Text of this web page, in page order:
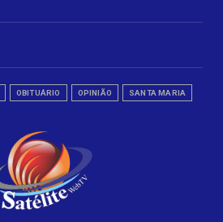
OBITUÁRIO OPINIÃO SANTA MARIA